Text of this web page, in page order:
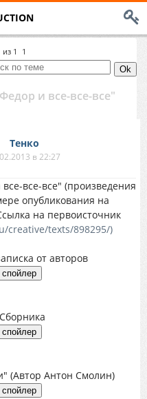
из 1 1
и все-все-все"
Тенко
в 22:27
все-все" (произведения
опубликования на
на первоисточник
creative/texts/898295/)
от авторов
(Автор Антон Смолин)